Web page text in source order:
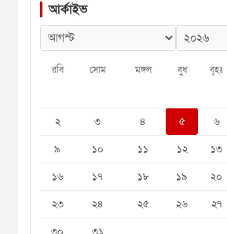
আর্কাইভ
রবি সোম মঙ্গল বুধ বৃহঃ
২
৩ ৪ ৫ ৬
৯
১০ ১১ ১২ ১৩
১৬
১৭ ১৮ ১৯ ২০
২৩
২৪ ২৫ ২৬ ২৭